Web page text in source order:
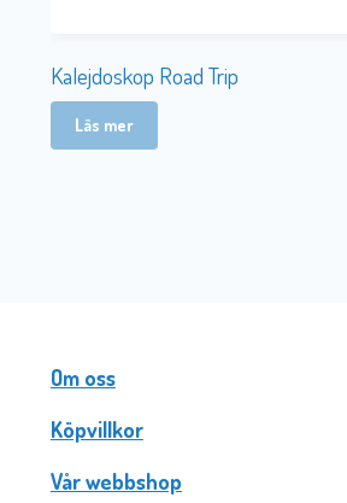
Kalejdoskop Road Trip
Läs mer
Om oss
Köpvillkor
Vår webbshop